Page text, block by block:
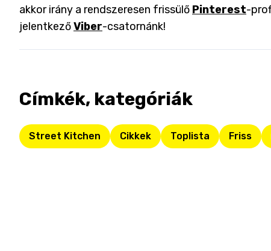
akkor irány a rendszeresen frissülő Pinterest-
jelentkezőViber-csatornánk!
Címkék, kategóriák
Street Kitchen Cikkek Toplista Friss